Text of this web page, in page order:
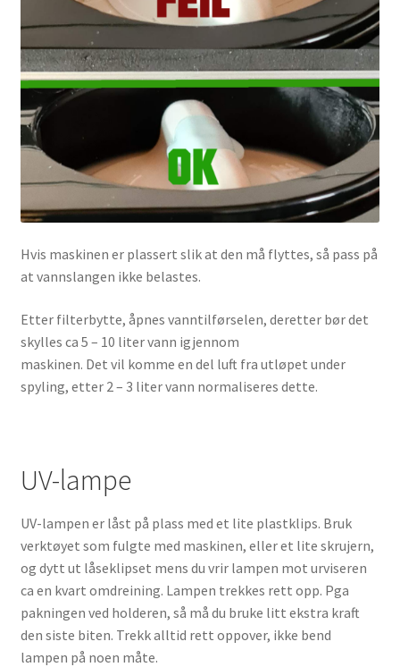
Hvis maskinen er plassert slik at den må flyttes, så pass på
at vannslangen ikke belastes.
Etter filterbytte, åpnes vanntilførselen, deretter bør det
skylles ca 5 – 10 liter vann igjennom
maskinen. Det vil komme en del luft fra utløpet under
spyling, etter 2 – 3 liter vann normaliseres dette.
UV-lampe
UV-lampen er låst på plass med et lite plastklips. Bruk
verktøyet som fulgte med maskinen, eller et lite skrujern,
og dytt ut låseklipset mens du vrir lampen mot urviseren
ca en kvart omdreining. Lampen trekkes rett opp. Pga
pakningen ved holderen, så må du bruke litt ekstra kraft
den siste biten. Trekk alltid rett oppover, ikke bend
lampen på noen måte.